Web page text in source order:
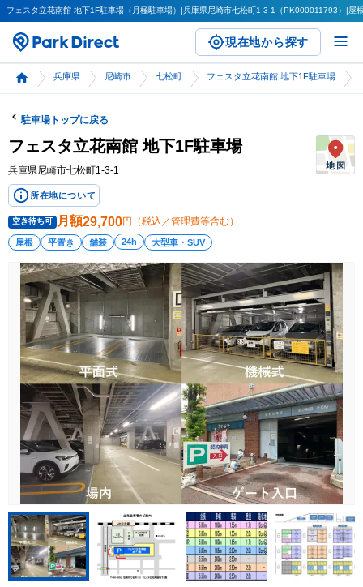
フェスタ立花南館 地下1F駐車場（月極駐車場）|兵庫県尼崎市七松町1-3-1（PK000011793）|
現在地から探す
兵庫県 尼崎市 七松町 フェスタ立花南館 地下1F駐車場
駐車場トップに戻る
フェスタ立花南館 地下1F駐車場
兵庫県尼崎市七松町1-3-1
所在地について
空き待ち可 月額29,700円（税込／管理費等含む）
屋根 平置き 舗装 24h 大型車・SUV